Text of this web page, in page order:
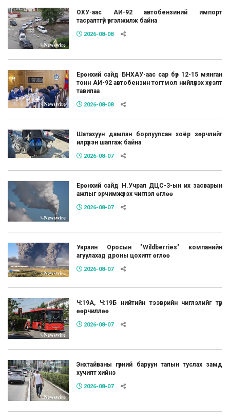
ОХУ-аас АИ-92 автобензиний импорт
тасралтгүй үргэлжилж байна
2026-08-08
Ерөнхий сайд БНХАУ-аас сар бүр 12-15 мянган
тонн АИ-92 автобензин тогтмол нийлүүлэх хүсэлт
тавилаа
2026-08-08
Шатахуун дамлан борлуулсан хоёр зөрчлийг
илрүүлэн шалгаж байна
2026-08-07
Ерөнхий сайд Н.Учрал ДЦС-3-ын их засварын
ажлыг эрчимжүүлэх чиглэл өглөө
2026-08-07
Украин Оросын "Wildberries" компанийн
агуулахад дроны цохилт өглөө
2026-08-07
Ч:19А, Ч:19Б нийтийн тээврийн чиглэлийг түр
өөрчиллөө
2026-08-07
Энхтайваны гүүрний баруун талын туслах замд
хучилт хийнэ
2026-08-07